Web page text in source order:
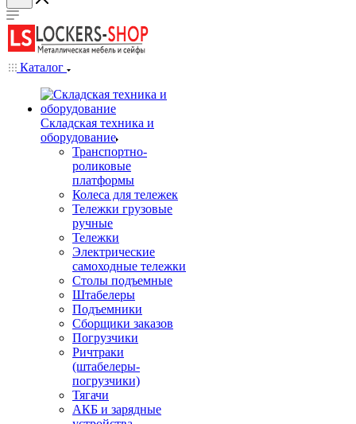
Каталог
Складская техника и
оборудование
Транспортно-
роликовые
платформы
Колеса для тележек
Тележки грузовые
ручные
Тележки
Электрические
самоходные тележки
Столы подъемные
Штабелеры
Подъемники
Сборщики заказов
Погрузчики
Ричтраки
(штабелеры-
погрузчики)
Тягачи
АКБ и зарядные